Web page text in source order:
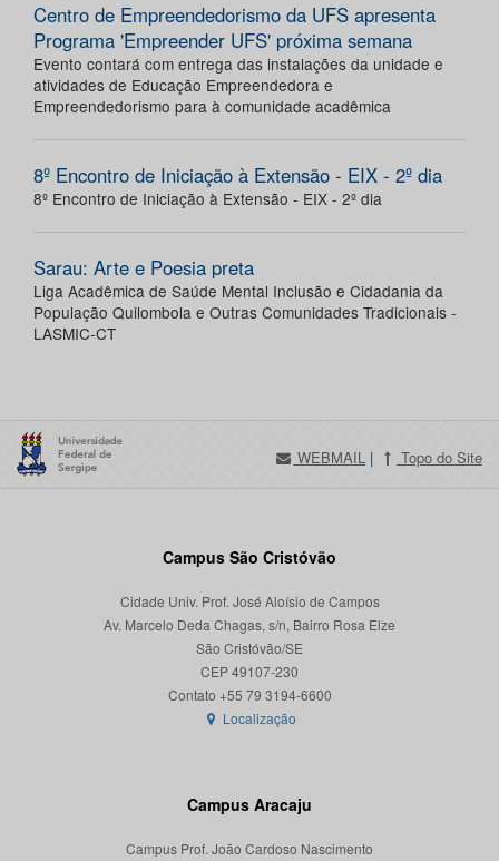
Centro de Empreendedorismo da UFS apresenta
Programa 'Empreender UFS' próxima semana
Evento contará com entrega das instalações da unidade e
atividades de Educação Empreendedora e
Empreendedorismo para à comunidade acadêmica
8º Encontro de Iniciação à Extensão - EIX - 2º dia
8º Encontro de Iniciação à Extensão - EIX - 2º dia
Sarau: Arte e Poesia preta
Liga Acadêmica de Saúde Mental Inclusão e Cidadania da
População Quilombola e Outras Comunidades Tradicionais -
LASMIC-CT
WEBMAIL | Topo do Site
Campus São Cristóvão
Cidade Univ. Prof. José Aloísio de Campos
Av. Marcelo Deda Chagas, s/n, Bairro Rosa Elze
São Cristóvão/SE
CEP 49107-230
Localização
Campus Aracaju
Campus Prof. João Cardoso Nascimento